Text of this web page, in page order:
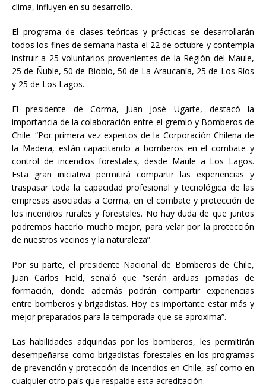
clima, influyen en su desarrollo.
El programa de clases teóricas y prácticas se desarrollarán
todos los fines de semana hasta el 22 de octubre y contempla
instruir a 25 voluntarios provenientes de la Región del Maule,
25 de Ñuble, 50 de Biobío, 50 de La Araucanía, 25 de Los Ríos
y 25 de Los Lagos.
El presidente de Corma, Juan José Ugarte, destacó la
importancia de la colaboración entre el gremio y Bomberos de
Chile. “Por primera vez expertos de la Corporación Chilena de
la Madera, están capacitando a bomberos en el combate y
control de incendios forestales, desde Maule a Los Lagos.
Esta gran iniciativa permitirá compartir las experiencias y
traspasar toda la capacidad profesional y tecnológica de las
empresas asociadas a Corma, en el combate y protección de
los incendios rurales y forestales. No hay duda de que juntos
podremos hacerlo mucho mejor, para velar por la protección
de nuestros vecinos y la naturaleza”.
Por su parte, el presidente Nacional de Bomberos de Chile,
Juan Carlos Field, señaló que “serán arduas jornadas de
formación, donde además podrán compartir experiencias
entre bomberos y brigadistas. Hoy es importante estar más y
mejor preparados para la temporada que se aproxima”.
Las habilidades adquiridas por los bomberos, les permitirán
desempeñarse como brigadistas forestales en los programas
de prevención y protección de incendios en Chile, así como en
cualquier otro país que respalde esta acreditación.